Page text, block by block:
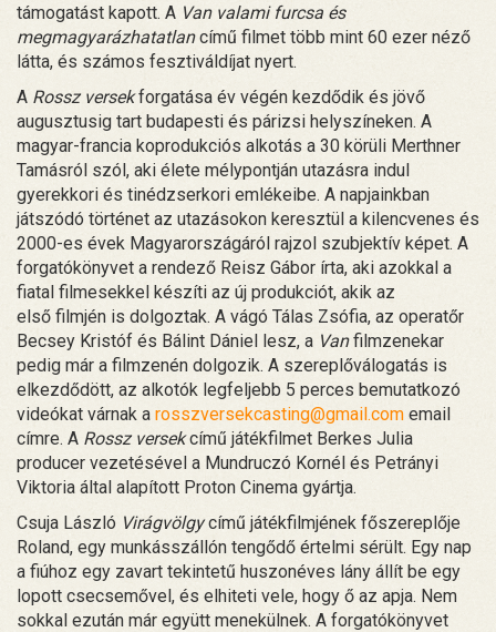
támogatást kapott. A Van valami furcsa és
megmagyarázhatatlancímű filmet több mint 60 ezer néző
látta, és számos fesztiváldíjat nyert.
A Rossz versekforgatása év végén kezdődik és jövő
augusztusig tart budapesti és párizsi helyszíneken. A
magyar-francia koprodukciós alkotás a 30 körüli Merthner
Tamásról szól, aki élete mélypontján utazásra indul
gyerekkori és tinédzserkori emlékeibe. A napjainkban
játszódó történet az utazásokon keresztül a kilencvenes és
2000-es évek Magyarországáról rajzol szubjektív képet. A
forgatókönyvet a rendező Reisz Gábor írta, aki azokkal a
fiatal filmesekkel készíti az új produkciót, akik az
első filmjén is dolgoztak. A vágó Tálas Zsófia, az operatőr
Becsey Kristóf és Bálint Dániel lesz, a Vanfilmzenekar
pedig már a filmzenén dolgozik. A szereplőválogatás is
elkezdődött, az alkotók legfeljebb 5 perces bemutatkozó
videókat várnak a rosszversekcasting@gmail.com email
címre. A Rossz versekcímű játékfilmet Berkes Julia
producer vezetésével a Mundruczó Kornél és Petrányi
Viktoria által alapított Proton Cinema gyártja.
Csuja László Virágvölgycímű játékfilmjének főszereplője
Roland, egy munkásszállón tengődő értelmi sérült. Egy nap
a fiúhoz egy zavart tekintetű huszonéves lány állít be egy
lopott csecsemővel, és elhiteti vele, hogy ő az apja. Nem
sokkal ezután már együtt menekülnek. A forgatókönyvet